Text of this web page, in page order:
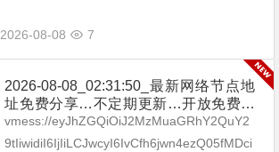
2026-08-08 7
2026-08-08_02:31:50_最新网络节点地
址免费分享…不定期更新…开放免费分
享（网络免费节点香港|日本|韩国|新加
坡|台湾|马来西亚|…
vmess://eyJhZGQiOiJ2MzMuaGRhY2QuY2
9tIiwidiI6IjIiLCJwcyI6IvCfh6jwn4ezQ05fMDci